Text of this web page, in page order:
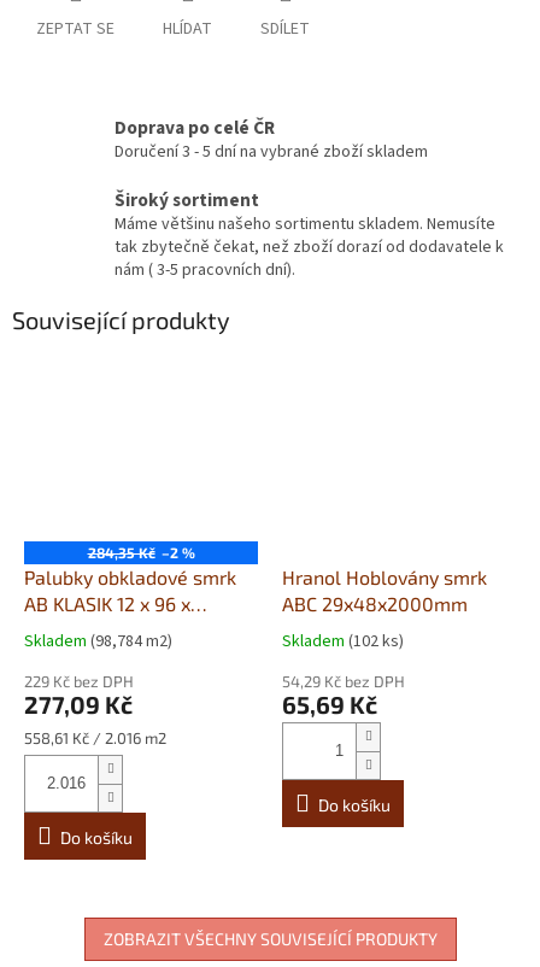
ZEPTAT SE HLÍDAT SDÍLET
Doprava po celé ČR
Doručení 3 - 5 dní na vybrané zboží skladem
Široký sortiment
Máme většinu našeho sortimentu skladem. Nemusíte
tak zbytečně čekat, než zboží dorazí od dodavatele k
nám ( 3-5 pracovních dní).
Související produkty
284,35 Kč –2 %
Palubky obkladové smrk
AB KLASIK 12 x 96 x
2100mm
Skladem (98,784 m2)
229 Kč bez DPH
277,09 Kč
Měrná
cena:
558,61 Kč / 2.016 m2
Do košíku
Hranol Hoblovány smrk
ABC 29x48x2000mm
Skladem (102 ks)
54,29 Kč bez DPH
65,69 Kč
Do košíku
ZOBRAZIT VŠECHNY SOUVISEJÍCÍ PRODUKTY